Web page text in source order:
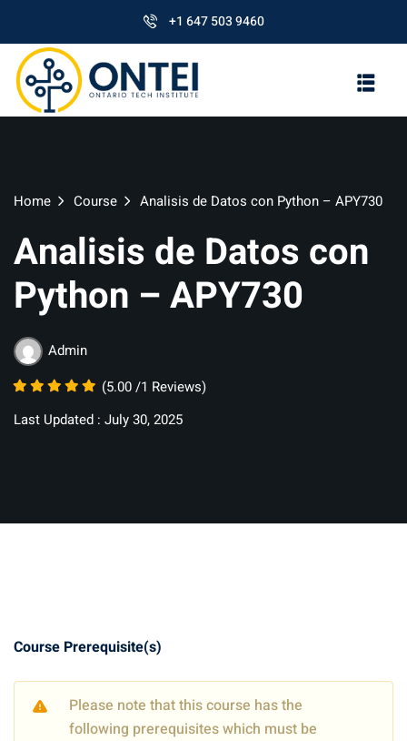
+1 647 503 9460
Home Course Analisis de Datos con Python – APY730
Analisis de Datos con
Python – APY730
Admin
(5.00 /1 Reviews)
Last Updated : July 30, 2025
Course Prerequisite(s)
Please note that this course has the
following prerequisites which must be